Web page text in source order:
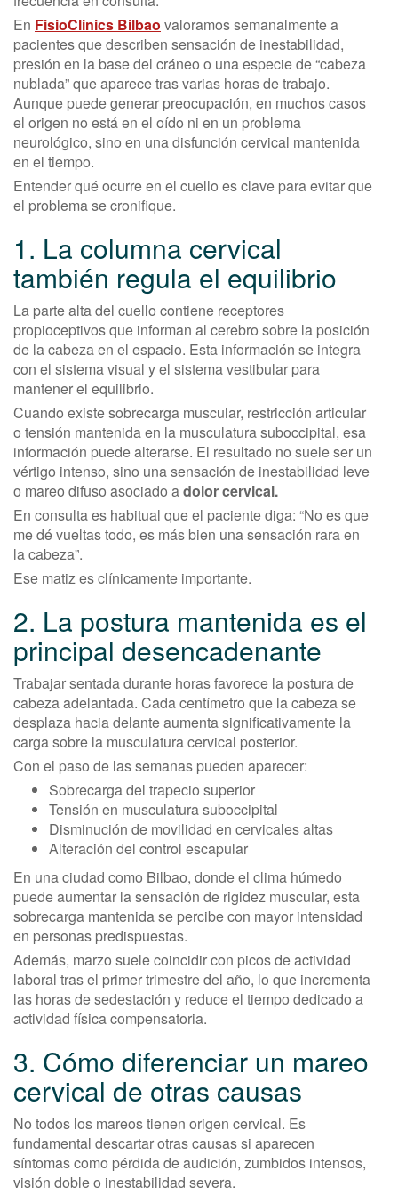
En FisioClinics Bilbao valoramos semanalmente a
pacientes que describen sensación de inestabilidad,
presión en la base del cráneo o una especie de “cabeza
nublada” que aparece tras varias horas de trabajo.
Aunque puede generar preocupación, en muchos casos
el origen no está en el oído ni en un problema
neurológico, sino en una disfunción cervical mantenida
en el tiempo.
Entender qué ocurre en el cuello es clave para evitar que
el problema se cronifique.
1. La columna cervical
también regula el equilibrio
La parte alta del cuello contiene receptores
propioceptivos que informan al cerebro sobre la posición
de la cabeza en el espacio. Esta información se integra
con el sistema visual y el sistema vestibular para
mantener el equilibrio.
Cuando existe sobrecarga muscular, restricción articular
o tensión mantenida en la musculatura suboccipital, esa
información puede alterarse. El resultado no suele ser un
vértigo intenso, sino una sensación de inestabilidad leve
o mareo difuso asociado adolor cervical.
En consulta es habitual que el paciente diga: “No es que
me dé vueltas todo, es más bien una sensación rara en
la cabeza”.
Ese matiz es clínicamente importante.
2. La postura mantenida es el
principal desencadenante
Trabajar sentada durante horas favorece la postura de
cabeza adelantada. Cada centímetro que la cabeza se
desplaza hacia delante aumenta significativamente la
carga sobre la musculatura cervical posterior.
Con el paso de las semanas pueden aparecer:
Sobrecarga del trapecio superior
Tensión en musculatura suboccipital
Disminución de movilidad en cervicales altas
Alteración del control escapular
En una ciudad como Bilbao, donde el clima húmedo
puede aumentar la sensación de rigidez muscular, esta
sobrecarga mantenida se percibe con mayor intensidad
en personas predispuestas.
Además, marzo suele coincidir con picos de actividad
laboral tras el primer trimestre del año, lo que incrementa
las horas de sedestación y reduce el tiempo dedicado a
actividad física compensatoria.
3. Cómo diferenciar un mareo
cervical de otras causas
No todos los mareos tienen origen cervical. Es
fundamental descartar otras causas si aparecen
síntomas como pérdida de audición, zumbidos intensos,
visión doble o inestabilidad severa.